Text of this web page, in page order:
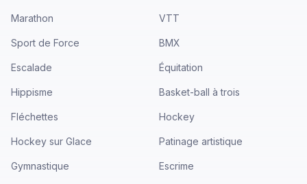
Marathon VTT
Sport de Force BMX
Escalade Équitation
Hippisme Basket-ball à trois
Fléchettes Hockey
Hockey sur Glace Patinage artistique
Gymnastique Escrime